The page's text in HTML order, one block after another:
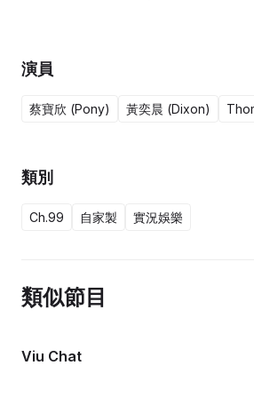
演員
蔡寶欣 (Pony) 黃奕晨 (Dixon)
類別
Ch.99 自家製 實況娛樂
類似節目
Viu Chat